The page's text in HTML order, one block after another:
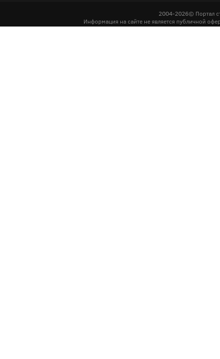
2004-2026© Портал
Информация на сайте не является публичной